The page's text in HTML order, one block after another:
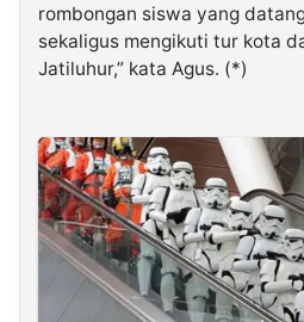
rombongan siswa yang
sekaligus mengikuti tur kota
Jatiluhur,” kata Agus. (*)